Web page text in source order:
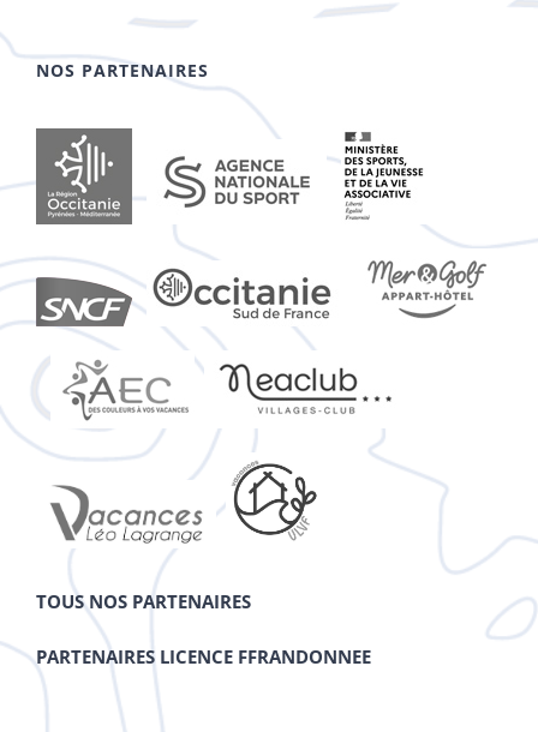
NOS PARTENAIRES
TOUS NOS PARTENAIRES
PARTENAIRES LICENCE FFRANDONNEE